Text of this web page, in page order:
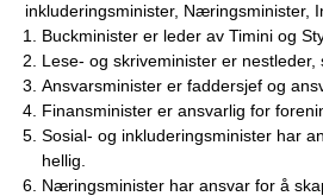
inkluderingsminister, Næringsminister,
Buckminister er leder av Timini og
Lese‐ og skriveminister er
Ansvarsminister er faddersjef og
Finansminister er ansvarlig for
Sosial- og inkluderingsminister har
hellig.
Næringsminister har ansvar for å